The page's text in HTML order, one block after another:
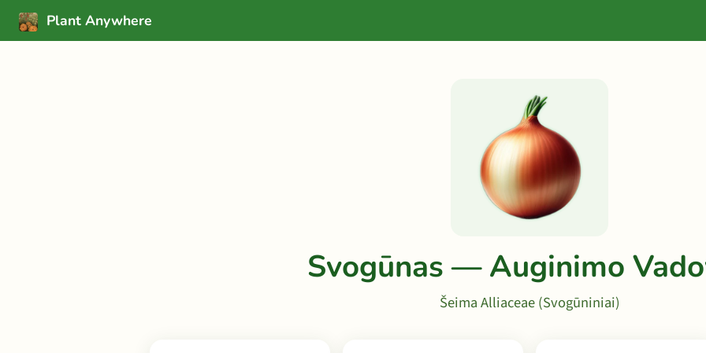
Plant Anywhere
Svogūnas — Auginimo
Šeima Alliaceae (Svogūniniai)